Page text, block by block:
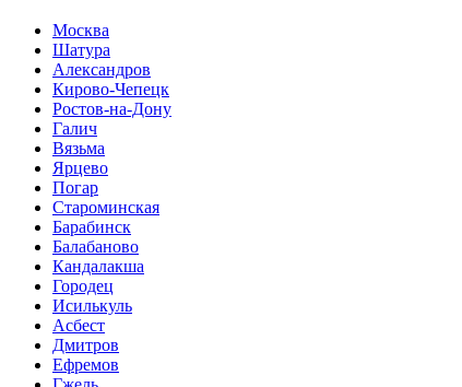
Москва
Шатура
Александров
Кирово-Чепецк
Ростов-на-Дону
Галич
Вязьма
Ярцево
Погар
Староминская
Барабинск
Балабаново
Кандалакша
Городец
Исилькуль
Асбест
Дмитров
Ефремов